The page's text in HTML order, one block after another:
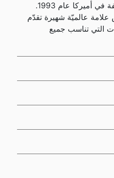
في مجال الوجبات الخفيفة في أميركا عام 1993.
عالميّة شهيرة تقدّم
التي تناسب جميع